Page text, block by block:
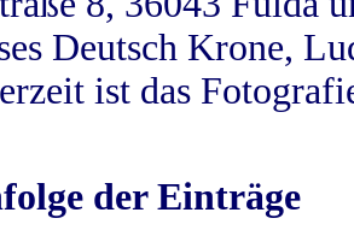
Deutsch Krone,
ist das
der Einträge